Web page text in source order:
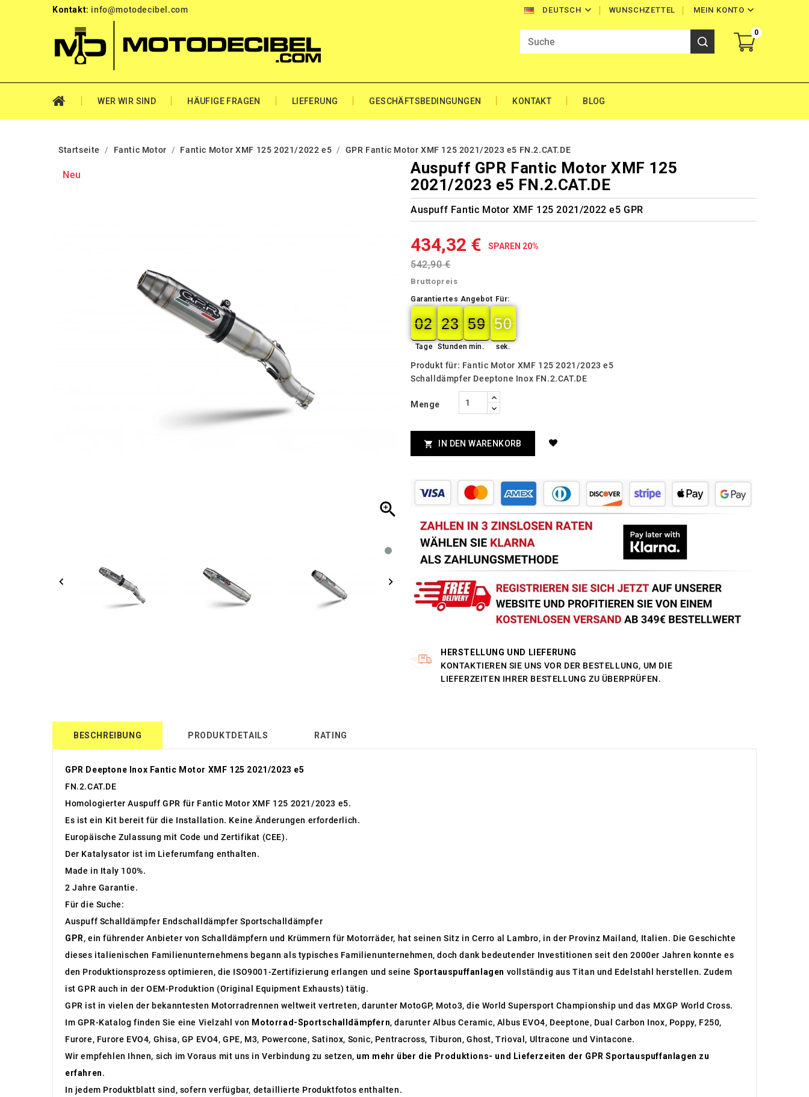
Kontakt: info@motodecibel.com DEUTSCH  MEIN KONTO 
WUNSCHZETTEL
0
WER WIR SIND HÄUFIGE FRAGEN LIEFERUNG GESCHÄFTSBEDINGUNGEN KONTAKT BLOG
Startseite Fantic Motor Fantic Motor XMF 125 2021/2022 e5 GPR Fantic Motor XMF 125 2021/2023 e5 FN.2.CAT.DE
Neu

Auspuff GPR Fantic Motor XMF 125
2021/2023 e5 FN.2.CAT.DE
Auspuff Fantic Motor XMF 125 2021/2022 e5 GPR
434,32 € SPAREN 20%
542,90 €
Bruttopreis
Garantiertes Angebot Für:
02
02
00
Tage
23
23
00
Stunden
59
59
00
min.
49
49
50
sek.
Produkt für: Fantic Motor XMF 125 2021/2023 e5
Schalldämpfer Deeptone Inox FN.2.CAT.DE
Menge
 IN DEN WARENKORB
HERSTELLUNG UND LIEFERUNG
KONTAKTIEREN SIE UNS VOR DER BESTELLUNG, UM DIE
LIEFERZEITEN IHRER BESTELLUNG ZU ÜBERPRÜFEN.
BESCHREIBUNG PRODUKTDETAILS RATING
GPR Deeptone Inox Fantic Motor XMF 125 2021/2023 e5
FN.2.CAT.DE
Homologierter Auspuff GPR für Fantic Motor XMF 125 2021/2023 e5.
Es ist ein Kit bereit für die Installation. Keine Änderungen erforderlich.
Europäische Zulassung mit Code und Zertifikat (CEE).
Der Katalysator ist im Lieferumfang enthalten.
Made in Italy 100%.
2 Jahre Garantie.
Für die Suche:
Auspuff Schalldämpfer Endschalldämpfer Sportschalldämpfer
GPR, ein führender Anbieter von Schalldämpfern und Krümmern für Motorräder, hat seinen Sitz in Cerro al Lambro, in der Provinz Mailand, Italien. Die Geschichte
dieses italienischen Familienunternehmens begann als typisches Familienunternehmen, doch dank bedeutender Investitionen seit den 2000er Jahren konnte es
den Produktionsprozess optimieren, die ISO9001-Zertifizierung erlangen und seine Sportauspuffanlagen vollständig aus Titan und Edelstahl herstellen. Zudem
ist GPR auch in der OEM-Produktion (Original Equipment Exhausts) tätig.
GPR ist in vielen der bekanntesten Motorradrennen weltweit vertreten, darunter MotoGP, Moto3, die World Supersport Championship und das MXGP World Cross.
Im GPR-Katalog finden Sie eine Vielzahl von Motorrad-Sportschalldämpfern, darunter Albus Ceramic, Albus EVO4, Deeptone, Dual Carbon Inox, Poppy, F250,
Furore, Furore EVO4, Ghisa, GP EVO4, GPE, M3, Powercone, Satinox, Sonic, Pentracross, Tiburon, Ghost, Trioval, Ultracone und Vintacone.
Wir empfehlen Ihnen, sich im Voraus mit uns in Verbindung zu setzen, um mehr über die Produktions- und Lieferzeiten der GPR Sportauspuffanlagen zu
erfahren.
In jedem Produktblatt sind, sofern verfügbar, detaillierte Produktfotos enthalten.